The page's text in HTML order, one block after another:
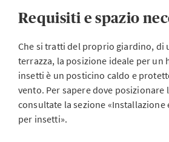
Requisiti e spazio
Che si tratti del proprio giardino, di
terrazza, la posizione ideale per un
insetti è un posticino caldo e
vento. Per sapere dove
consultate la sezione
per insetti».